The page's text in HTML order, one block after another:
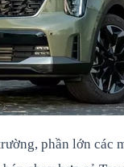
phần lớn các